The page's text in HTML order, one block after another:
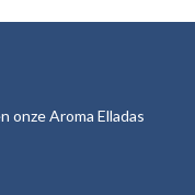
onze Aroma Elladas